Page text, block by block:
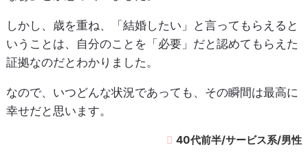
しかし、歳を重ね、「結婚したい」と言ってもらえると
いうことは、自分のことを「必要」だと認めてもらえた
証拠なのだとわかりました。
なので、いつどんな状況であっても、その瞬間は最高に
幸せだと思います。
40代前半/サービス系/男性